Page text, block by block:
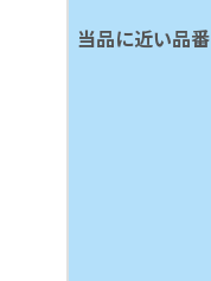
当品に近い品番